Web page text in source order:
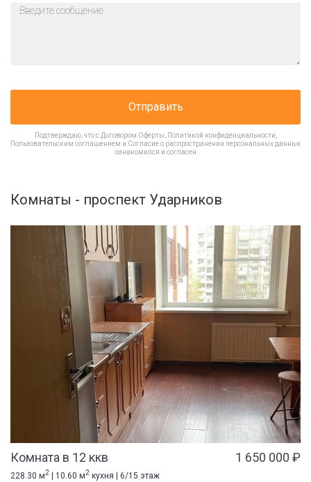
Отправить
Подтверждаю, что с Договором Оферты Политикой конфиденциальности
Пользовательским соглашением и Согласие о распространении персональных данных
ознакомился и согласен
Комнаты - проспект Ударников
Комната в 12 ккв 1 650 000 ₽
228.30 м2 | 10.60 м2 кухня | 6/15 этаж